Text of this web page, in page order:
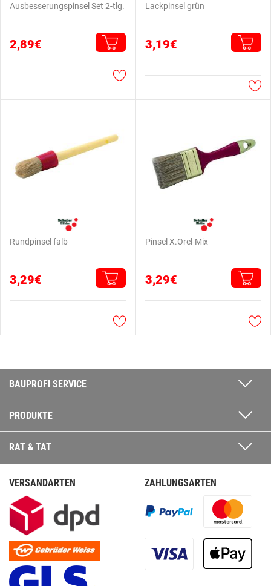
Ausbesserungspinsel Set 2-tlg.
2,89€
Lackpinsel grün
3,19€
Rundpinsel falb
3,29€
Pinsel X.Orel-Mix
3,29€
BAUPROFI SERVICE
PRODUKTE
RAT & TAT
VERSANDARTEN ZAHLUNGSARTEN